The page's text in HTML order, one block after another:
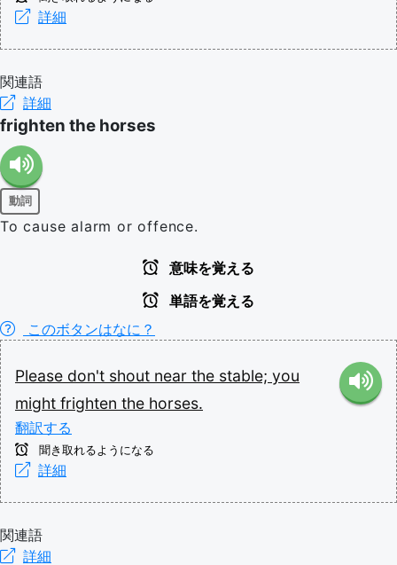
詳細
関連語
詳細
frighten the horses
動詞
To cause alarm or offence.
意味を覚える
単語を覚える
このボタンはなに？
Please don't shout near the stable; you
might frighten the horses.
翻訳する
聞き取れるようになる
詳細
関連語
詳細